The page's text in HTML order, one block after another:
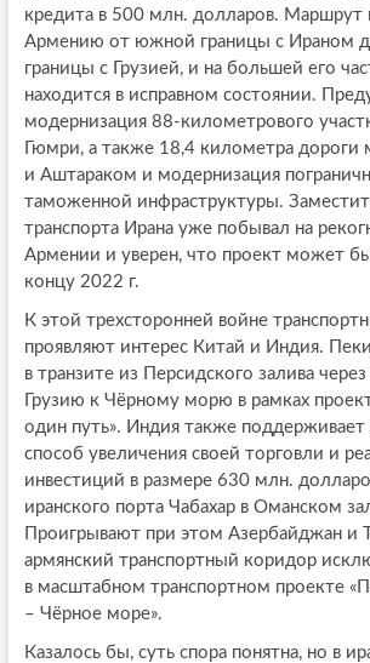
кредита в 500 млн. долларов. Маршрут
Армению от южной границы с Ираном
границы с Грузией, и на большей его
находится в исправном состоянии.
модернизация 88-километрового
Гюмри, а также 18,4 километра
и Аштараком и модернизация
таможенной инфраструктуры.
транспорта Ирана уже побывал на
Армении и уверен, что проект может
концу 2022 г.
К этой трехсторонней войне
проявляют интерес Китай и Индия.
в транзите из Персидского залива
Грузию к Чёрному морю в рамках
один путь». Индия также поддерживает
способ увеличения своей торговли и
инвестиций в размере 630 млн.
иранского порта Чабахар в Оманском
Проигрывают при этом Азербайджан и
армянский транспортный коридор
в масштабном транспортном проекте
– Чёрное море».
Казалось бы, суть спора понятна, но в